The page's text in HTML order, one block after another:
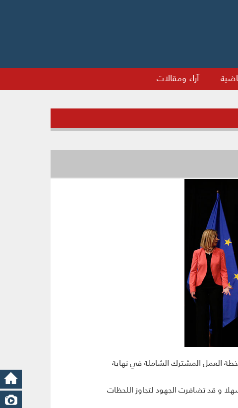
آراء ومقالات
خطة العمل المشترك الشاملة في نهایة
النوویة بین إیران ودول 5+1 "إن الاتفاق لم یکن سهلا و قد تضافرت الجهود لتجاوز اللحظات